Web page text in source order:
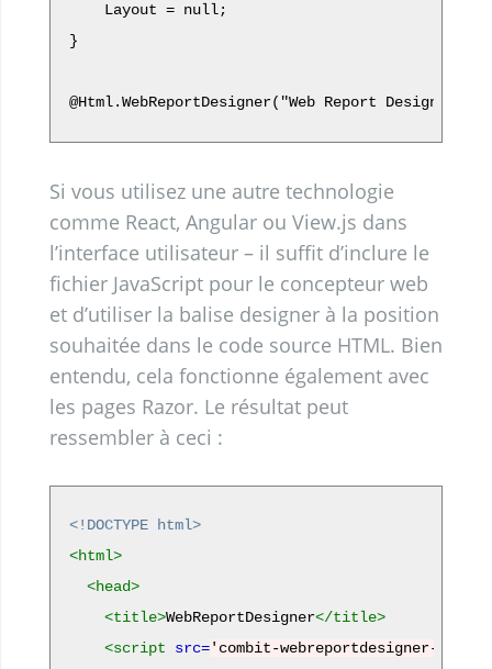
    Layout = null;
}
Si vous utilisez une autre technologie
comme React, Angular ou View.js dans
l’interface utilisateur – il suffit d’inclure le
fichier JavaScript pour le concepteur web
et d’utiliser la balise designer à la position
souhaitée dans le code source HTML. Bien
entendu, cela fonctionne également avec
les pages Razor. Le résultat peut
ressembler à ceci :
<!DOCTYPE html>
<html>
<head>
<title>WebReportDesigner</title>
<script src='combit-webreportdesigner-